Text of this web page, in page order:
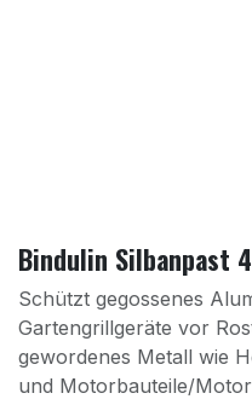
Bindulin Silbanpast
Schützt gegossenes
Gartengrillgeräte vor
gewordenes Metall wie
und Motorbauteile/